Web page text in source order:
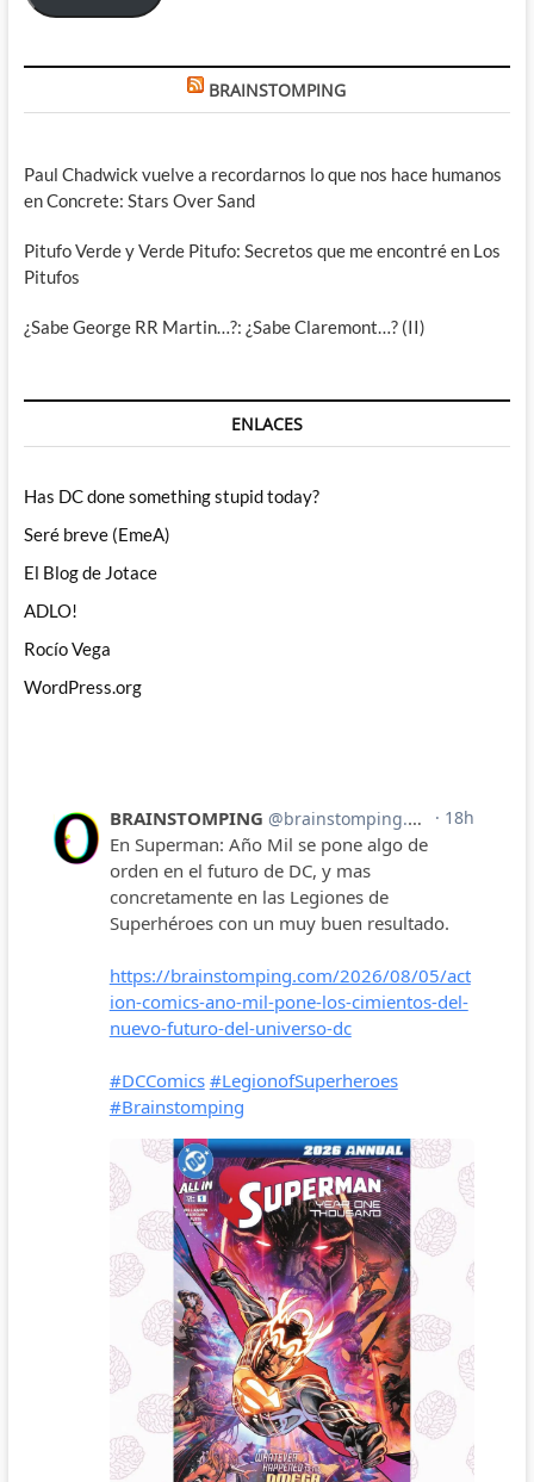
BRAINSTOMPING
Paul Chadwick vuelve a recordarnos lo que nos hace humanos
en Concrete: Stars Over Sand
Pitufo Verde y Verde Pitufo: Secretos que me encontré en Los
Pitufos
¿Sabe George RR Martin…?: ¿Sabe Claremont…? (II)
ENLACES
Has DC done something stupid today?
Seré breve (EmeA)
El Blog de Jotace
ADLO!
Rocío Vega
WordPress.org